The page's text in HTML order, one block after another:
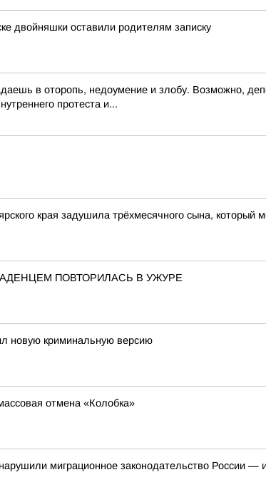
двойняшки оставили родителям записку
в оторопь, недоумение и злобу. Возможно,
протеста и...
края задушила трёхмесячного сына, который
ПОВТОРИЛАСЬ В УЖУРЕ
новую криминальную версию
отмена «Колобка»
миграционное законодательство России